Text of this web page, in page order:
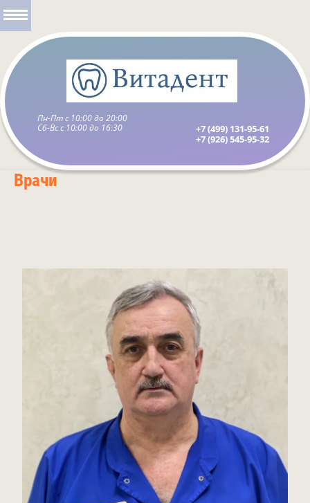
Пн-Пт с 10:00 до 20:00
Сб-Вс с 10:00 до 16:30
+7 (499) 131-95-61
+7 (926) 545-95-32
Врачи